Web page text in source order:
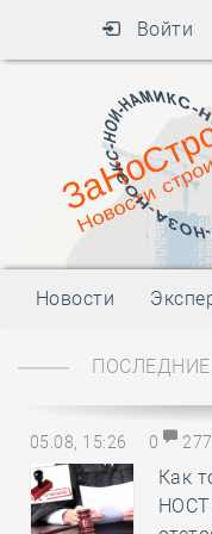
Войти
Новости
05.08, 15:26 0
Как